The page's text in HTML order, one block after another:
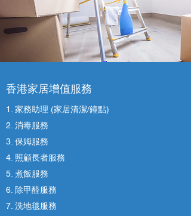
香港家居增值服務
1. 家務助理 (家居清潔/鐘點)
2. 消毒服務
3. 保姆服務
4. 照顧長者服務
5. 煮飯服務
6. 除甲醛服務
7. 洗地毯服務